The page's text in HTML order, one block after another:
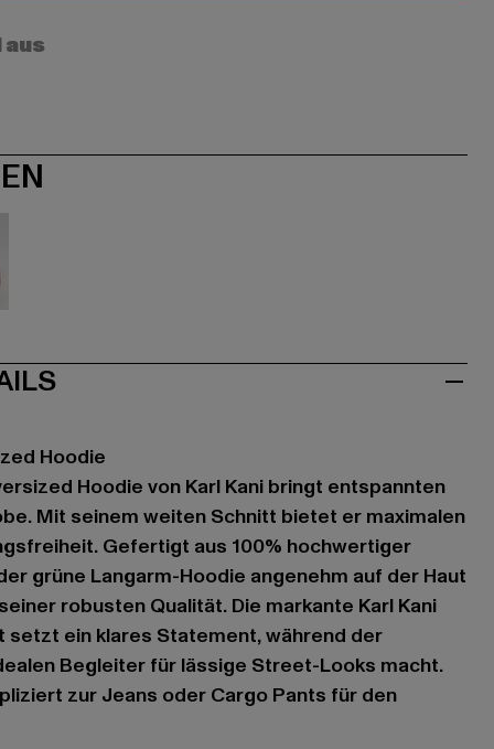
Hoodie
Hoodie von Karl Kani bringt entspannten
Mit seinem weiten Schnitt bietet er maximalen
Gefertigt aus 100% hochwertiger
grüne Langarm-Hoodie angenehm auf der Haut
robusten Qualität. Die markante Karl Kani
setzt ein klares Statement, während der
Begleiter für lässige Street-Looks macht.
zur Jeans oder Cargo Pants für den